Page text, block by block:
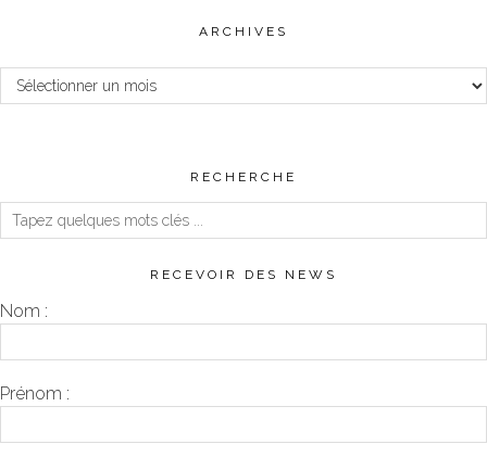
ARCHIVES
Archives
RECHERCHE
RECEVOIR DES NEWS
Nom :
Prénom :